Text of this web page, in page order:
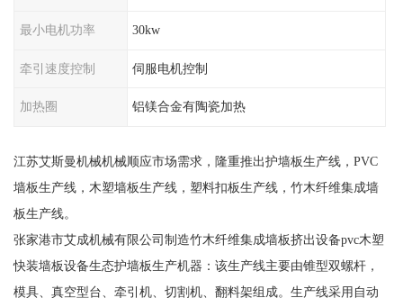
最小电机功率 30kw
牵引速度控制 伺服电机控制
加热圈 铝镁合金有陶瓷加热
江苏艾斯曼机械机械顺应市场需求，隆重推出护墙板生产线，PVC
墙板生产线，木塑墙板生产线，塑料扣板生产线，竹木纤维集成墙
板生产线。
张家港市艾成机械有限公司制造竹木纤维集成墙板挤出设备pvc木塑
快装墙板设备生态护墙板生产机器：该生产线主要由锥型双螺杆，
模具、真空型台、牵引机、切割机、翻料架组成。生产线采用自动